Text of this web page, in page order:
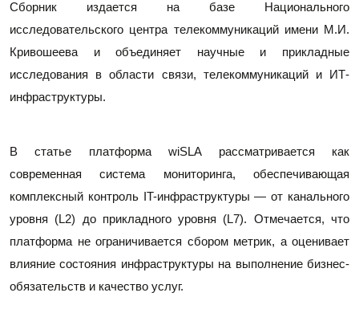
Сборник издается на базе Национального
исследовательского центра телекоммуникаций имени М.И.
Кривошеева и объединяет научные и прикладные
исследования в области связи, телекоммуникаций и ИТ-
инфраструктуры.
В статье платформа wiSLA рассматривается как
современная система мониторинга, обеспечивающая
комплексный контроль IT-инфраструктуры — от канального
уровня (L2) до прикладного уровня (L7). Отмечается, что
платформа не ограничивается сбором метрик, а оценивает
влияние состояния инфраструктуры на выполнение бизнес-
обязательств и качество услуг.